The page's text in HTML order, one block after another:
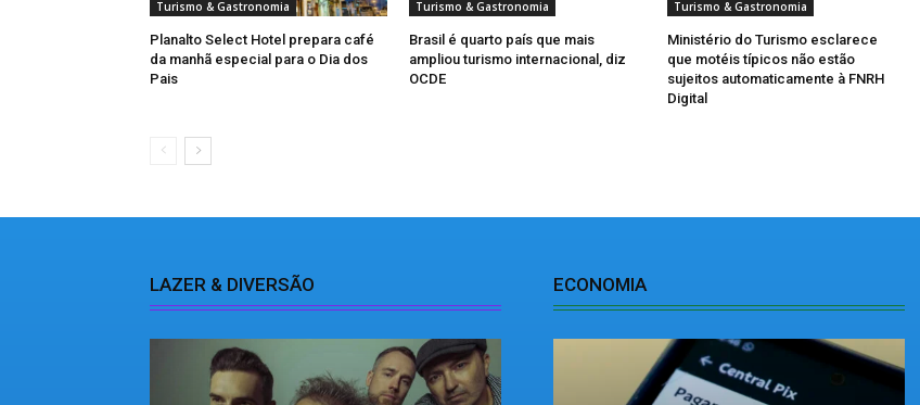
Turismo & Gastronomia
Planalto Select Hotel prepara café
da manhã especial para o Dia dos
Pais
Turismo & Gastronomia
Brasil é quarto país que mais
ampliou turismo internacional, diz
OCDE
Turismo & Gastronomia
Ministério do Turismo esclarece
que motéis típicos não estão
sujeitos automaticamente à FNRH
Digital
LAZER & DIVERSÃO ECONOMIA